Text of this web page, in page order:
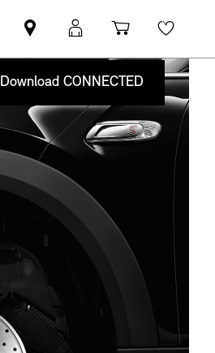
Vind
een
MINI
MyMini
login
Download CONNECTED